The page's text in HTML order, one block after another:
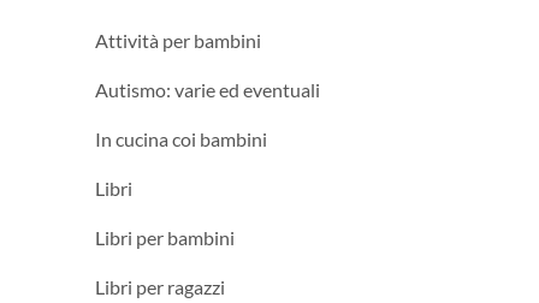
Attività per bambini
Autismo: varie ed eventuali
In cucina coi bambini
Libri
Libri per bambini
Libri per ragazzi